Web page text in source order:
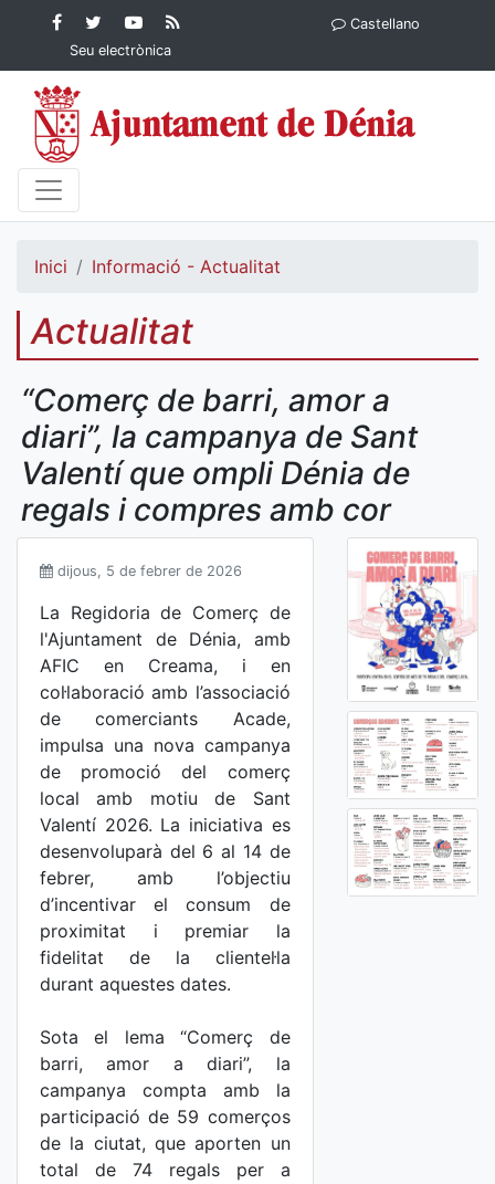
Contingut principalFacebook
Ajuntament de Dénia
Twitter
Ajuntament de
Dénia
YouTube
Ajuntament
de Dénia
Ajuntament
Seu electrònica
Castellano
Inici Informació - Actualitat
Actualitat
“Comerç de barri, amor a
diari”, la campanya de Sant
Valentí que ompli Dénia de
regals i compres amb cor
dijous, 5 de febrer de 2026
La Regidoria de Comerç de
l'Ajuntament de Dénia, amb
AFIC en Creama, i en
col·laboració amb l’associació
de comerciants Acade,
impulsa una nova campanya
de promoció del comerç
local amb motiu de Sant
Valentí 2026. La iniciativa es
desenvoluparà del 6 al 14 de
febrer, amb l’objectiu
d’incentivar el consum de
proximitat i premiar la
fidelitat de la clientel·la
durant aquestes dates.
Sota el lema “Comerç de
barri, amor a diari”, la
campanya compta amb la
participació de 59 comerços
de la ciutat, que aporten un
total de 74 regals per a